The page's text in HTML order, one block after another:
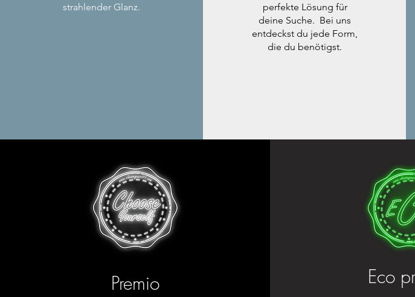
strahlender Glanz.
perfekte Lösung für
deine Suche. Bei uns
entdeckst du jede Form,
die du benötigst.
Premio Eco